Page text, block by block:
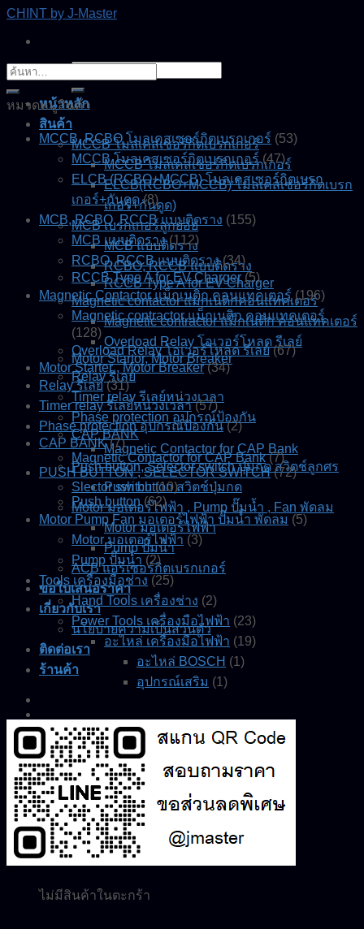
Skip
content
CHINT by J-Master
หน้าหลัก
สินค้า
MCCB โมลเคสเซอร์กิตเบรกเกอร์
MCCB โมลเคสเซอร์กิตเบรกเกอร์
ELCB(RCBO+MCCB) โมลเคสเซอร์กิตเบรก
เกอร์+กันดูด)
MCB เบรกเกอร์ลูกย่อย
MCB แบบติดราง
RCBO, RCCB แบบติดราง
RCCB Type A for EV Charger
Magnetic contactor แมกเนติกคอนแทคเตอร์
Magnetic contractor แม็กเนติก คอนแทคเตอร์
Overload Relay โอเวอร์โหลด รีเลย์
Motor Startor, Motor Breaker
Relay รีเลย์
Timer relay รีเลย์หน่วงเวลา
Phase protection อุปกรณ์ป้องกัน
CAP BANK
Magnetic Contactor for CAP Bank
Push button, Selector switch ปุ่มกด สวิตช์ลูกศร
Push button สวิตช์ปุ่มกด
Motor มอเตอร์ไฟฟ้า , Pump ปั๊มน้ำ , Fan พัดลม
Motor มอเตอร์ไฟฟ้า
Pump ปั๊มน้ำ
ACB แอร์เซอร์กิตเบรกเกอร์
ขอใบเสนอราคา
เกี่ยวกับเรา
นโยบายความเป็นส่วนตัว
ติดต่อเรา
ร้านค้า
0.00 ฿ 0
ไม่มีสินค้าในตะกร้า
ค้นหา:
0
ตะกร้าสินค้า
ไม่มีสินค้าในตะกร้า
ค้นหา:
หมวดหมู่สินค้า
MCCB, RCBO โมลเคสเซอร์กิตเบรกเกอร์ (53)
MCCB โมลเคสเซอร์กิตเบรกเกอร์ (47)
ELCB (RCBO+MCCB) โมลเคสเซอร์กิตเบรก
เกอร์+กันดูด (8)
MCB, RCBO, RCCB แบบติดราง (155)
MCB แบบติดราง (112)
RCBO, RCCB แบบติดราง (34)
RCCB Type A for EV Charger (5)
Magnetic Contactor แม็กเนติก คอนแทคเตอร์ (196)
Magnetic contractor แม็กเนติก คอนแทคเตอร์
(128)
Overload Relay โอเวอร์โหลด รีเลย์ (67)
Motor Starter , Motor Breaker (34)
Relay รีเลย์ (31)
Timer relay รีเลย์หน่วงเวลา (57)
Phase protection อุปกรณ์ป้องกัน (2)
CAP BANK (7)
Magnetic Contactor for CAP Bank (7)
PUSH BUTTON , SELECTOR SWITCH (72)
Slector switch (10)
Push button (62)
Motor Pump Fan มอเตอร์ไฟฟ้า ปั๊มน้ำ พัดลม (5)
Motor มอเตอร์ไฟฟ้า (3)
Pump ปั๊มน้ำ (2)
Tools เครื่องมือช่าง (25)
Hand Tools เครื่องช่าง (2)
Power Tools เครื่องมือไฟฟ้า (23)
อะไหล่ เครื่องมือไฟฟ้า (19)
อะไหล่ BOSCH (1)
อุปกรณ์เสริม (1)